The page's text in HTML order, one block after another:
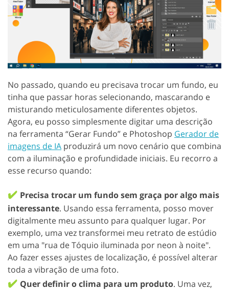
No passado, quando eu precisava trocar um fundo, eu
tinha que passar horas selecionando, mascarando e
misturando meticulosamente diferentes objetos.
Agora, eu posso simplesmente digitar uma descrição
na ferramenta “Gerar Fundo” e Photoshop Gerador de
imagens de IA produzirá um novo cenário que combina
com a iluminação e profundidade iniciais. Eu recorro a
esse recurso quando:
✔️ Precisa trocar um fundo sem graça por algo mais
interessante. Usando essa ferramenta, posso mover
digitalmente meu assunto para qualquer lugar. Por
exemplo, uma vez transformei meu retrato de estúdio
em uma "rua de Tóquio iluminada por neon à noite".
Ao fazer esses ajustes de localização, é possível alterar
toda a vibração de uma foto.
✔️ Quer definir o clima para um produto. Uma vez,